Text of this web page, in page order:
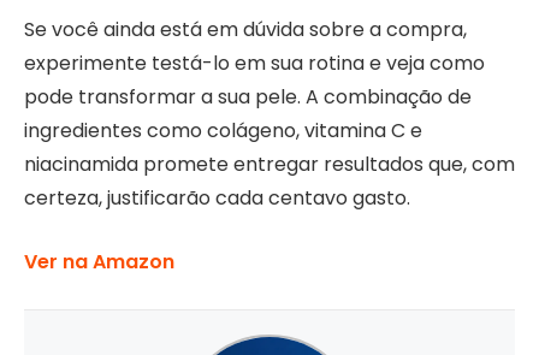
Se você ainda está em dúvida sobre a compra,
experimente testá-lo em sua rotina e veja como
pode transformar a sua pele. A combinação de
ingredientes como colágeno, vitamina C e
niacinamida promete entregar resultados que, com
certeza, justificarão cada centavo gasto.
Ver na Amazon